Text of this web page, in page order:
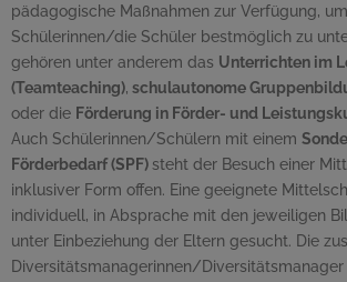
pädagogische Maßnahmen zur Verfügung,
Schülerinnen/die Schüler bestmöglich zu
gehören unter anderem das Unterrichten im
(Teamteaching), schulautonome
oder die Förderung in Förder- und
Auch Schülerinnen/Schülern mit einem
Förderbedarf (SPF)steht der Besuch einer
inklusiver Form offen. Eine geeignete
individuell, in Absprache mit den jeweiligen
unter Einbeziehung der Eltern gesucht. Die
Diversitätsmanagerinnen/Diversitätsmanager